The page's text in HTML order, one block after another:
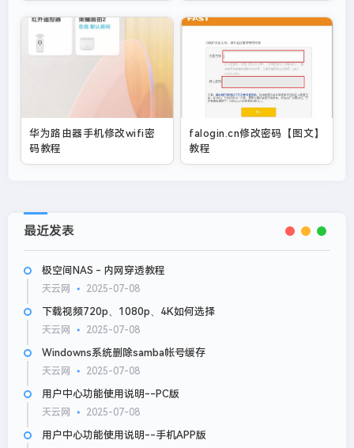
华为路由器手机修改wifi密
码教程
falogin.cn修改密码【图文】
教程
最近发表
极空间NAS - 内网穿透教程
天云网 2025-07-08
下载视频720p、1080p、4K如何选择
天云网 2025-07-08
Windowns系统删除samba帐号缓存
天云网 2025-07-08
用户中心功能使用说明--PC版
天云网 2025-07-08
用户中心功能使用说明--手机APP版